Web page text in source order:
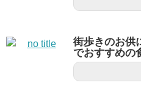
街歩きのお供
でおすすめの